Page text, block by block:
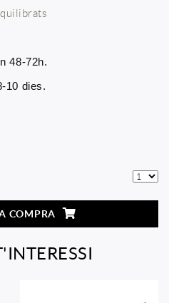
48-72h.
10 dies.
COMPRA